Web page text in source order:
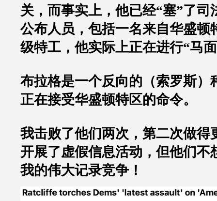
关，而事实上，他已经“塞”了司
公布人员，包括一名来自华盛顿
级特工，他实际上正在进行“马面
布拉格是一个反向的（索罗斯）
正在接受华盛顿特区的命令。
我击败了他们两次，第二次做得
开展了虚假信息活动，但他们不
我的伟大记录竞争！